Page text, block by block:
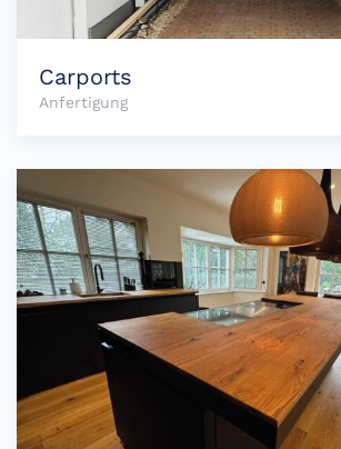
Carports
Anfertigung